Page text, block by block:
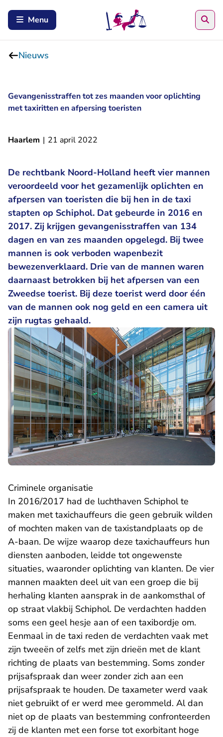
Menu
Nieuws
Gevangenisstraffen tot zes maanden voor oplichting
met taxiritten en afpersing toeristen
Haarlem | 21 april 2022
De rechtbank Noord-Holland heeft vier mannen
veroordeeld voor het gezamenlijk oplichten en
afpersen van toeristen die bij hen in de taxi
stapten op Schiphol. Dat gebeurde in 2016 en
2017. Zij krijgen gevangenisstraffen van 134
dagen en van zes maanden opgelegd. Bij twee
mannen is ook verboden wapenbezit
bewezenverklaard. Drie van de mannen waren
daarnaast betrokken bij het afpersen van een
Zweedse toerist. Bij deze toerist werd door één
van de mannen ook nog geld en een camera uit
zijn rugtas gehaald.
Criminele organisatie
In 2016/2017 had de luchthaven Schiphol te
maken met taxichauffeurs die geen gebruik wilden
of mochten maken van de taxistandplaats op de
A-baan. De wijze waarop deze taxichauffeurs hun
diensten aanboden, leidde tot ongewenste
situaties, waaronder oplichting van klanten. De vier
mannen maakten deel uit van een groep die bij
herhaling klanten aansprak in de aankomsthal of
op straat vlakbij Schiphol. De verdachten hadden
soms een geel hesje aan of een taxibordje om.
Eenmaal in de taxi reden de verdachten vaak met
zijn tweeën of zelfs met zijn drieën met de klant
richting de plaats van bestemming. Soms zonder
prijsafspraak dan weer zonder zich aan een
prijsafspraak te houden. De taxameter werd vaak
niet gebruikt of er werd mee gerommeld. Al dan
niet op de plaats van bestemming confronteerden
zij de klanten met een forse tot exorbitant hoge